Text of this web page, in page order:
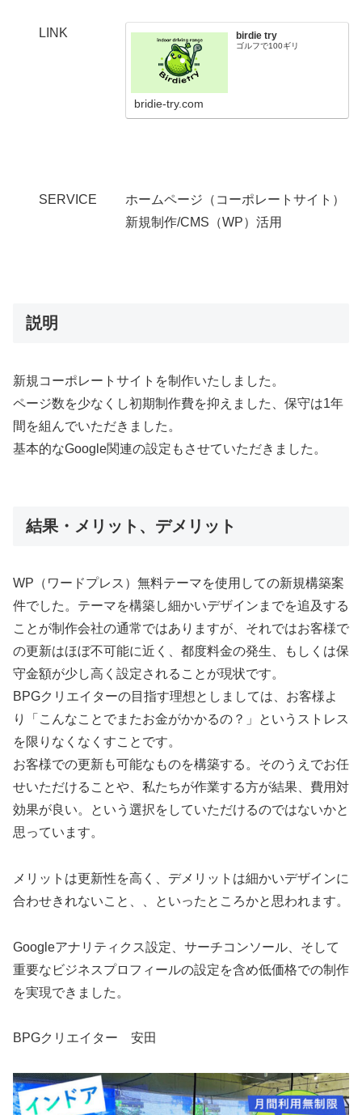
LINK birdie try
ゴルフで100ギリ
bridie-try.com
SERVICE
ホームページ（コーポレートサイト）
新規制作/CMS（WP）活用
説明
新規コーポレートサイトを制作いたしました。
ページ数を少なくし初期制作費を抑えました、保守は1年
間を組んでいただきました。
基本的なGoogle関連の設定もさせていただきました。
結果・メリット、デメリット
WP（ワードプレス）無料テーマを使用しての新規構築案
件でした。テーマを構築し細かいデザインまでを追及する
ことが制作会社の通常ではありますが、それではお客様で
の更新はほぼ不可能に近く、都度料金の発生、もしくは保
守金額が少し高く設定されることが現状です。
BPGクリエイターの目指す理想としましては、お客様よ
り「こんなことでまたお金がかかるの？」というストレス
を限りなくなくすことです。
お客様での更新も可能なものを構築する。そのうえでお任
せいただけることや、私たちが作業する方が結果、費用対
効果が良い。という選択をしていただけるのではないかと
思っています。
メリットは更新性を高く、デメリットは細かいデザインに
合わせきれないこと、、といったところかと思われます。
Googleアナリティクス設定、サーチコンソール、そして
重要なビジネスプロフィールの設定を含め低価格での制作
を実現できました。
BPGクリエイター 安田